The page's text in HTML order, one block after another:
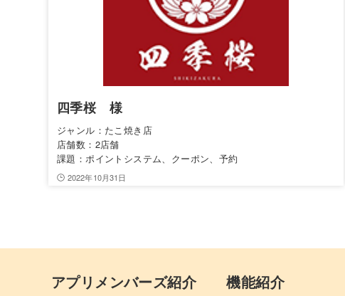
四季桜 様
ジャンル：たこ焼き店
店舗数：2店舗
課題：ポイントシステム、クーポン、予約
2022年10月31日
アプリメンバーズ紹介 機能紹介